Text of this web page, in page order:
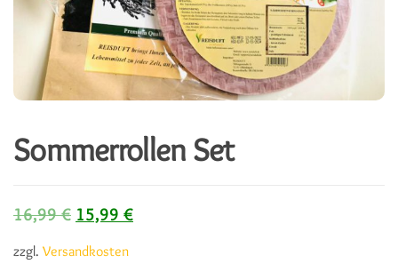
Sommerrollen Set
16,99€ Ursprünglicher Preis war: 16,99 €
15,99 €Aktueller Preis ist: 15,99 €.
zzgl. Versandkosten